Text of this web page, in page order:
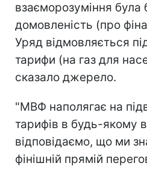
взаєморозуміння була
домовленість (про
Уряд відмовляється
тарифи (на газ для
сказало джерело.
"МВФ наполягає на
тарифів в будь-якому
відповідаємо, що ми
фінішній прямій